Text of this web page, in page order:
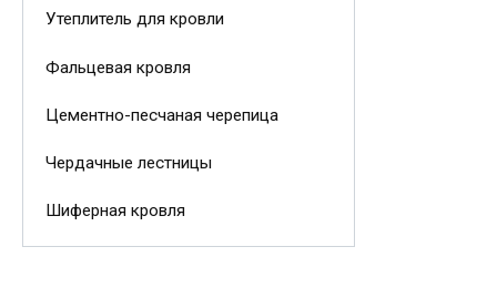
Утеплитель для кровли
Фальцевая кровля
Цементно-песчаная черепица
Чердачные лестницы
Шиферная кровля